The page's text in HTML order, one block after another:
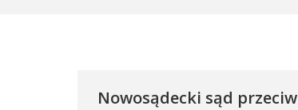
Nowosądecki sąd przeciw